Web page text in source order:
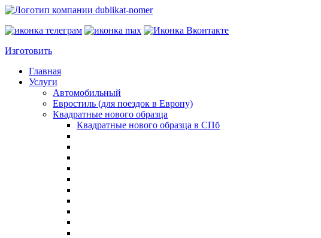
Изготовить
Главная
Услуги
Автомобильный
Евростиль (для поездок в Европу)
Квадратные нового образца
Квадратные нового образца в СПб